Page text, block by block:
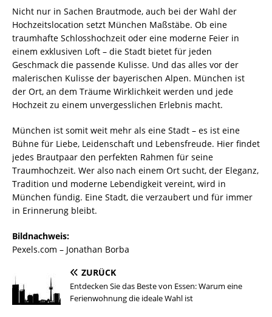
Nicht nur in Sachen Brautmode, auch bei der Wahl der
Hochzeitslocation setzt München Maßstäbe. Ob eine
traumhafte Schlosshochzeit oder eine moderne Feier in
einem exklusiven Loft – die Stadt bietet für jeden
Geschmack die passende Kulisse. Und das alles vor der
malerischen Kulisse der bayerischen Alpen. München ist
der Ort, an dem Träume Wirklichkeit werden und jede
Hochzeit zu einem unvergesslichen Erlebnis macht.
München ist somit weit mehr als eine Stadt – es ist eine
Bühne für Liebe, Leidenschaft und Lebensfreude. Hier findet
jedes Brautpaar den perfekten Rahmen für seine
Traumhochzeit. Wer also nach einem Ort sucht, der Eleganz,
Tradition und moderne Lebendigkeit vereint, wird in
München fündig. Eine Stadt, die verzaubert und für immer
in Erinnerung bleibt.
Bildnachweis:
Pexels.com – Jonathan Borba
ZURÜCK
Entdecken Sie das Beste von Essen: Warum eine
Ferienwohnung die ideale Wahl ist